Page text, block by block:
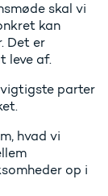
skal vi
kan
Det er
leve af.
vigtigste parter
hvad vi
op i